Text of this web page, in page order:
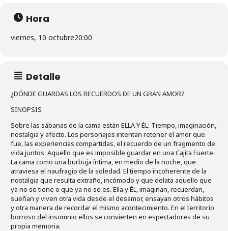
Hora
viernes, 10 octubre20:00
Detalle
¿DÓNDE GUARDAS LOS RECUERDOS DE UN GRAN AMOR?
SINOPSIS
Sobre las sábanas de la cama están ELLA Y ÉL: Tiempo, imaginación,
nostalgia y afecto. Los personajes intentan retener el amor que
fue, las experiencias compartidas, el recuerdo de un fragmento de
vida juntos. Aquello que es imposible guardar en una Cajita Fuerte.
La cama como una burbuja íntima, en medio de la noche, que
atraviesa el naufragio de la soledad. El tiempo incoherente de la
nostalgia que resulta extraño, incómodo y que delata aquello que
ya no se tiene o que ya no se es. Ella y ÉL, imaginan, recuerdan,
sueñan y viven otra vida desde el desamor, ensayan otros hábitos
y otra manera de recordar el mismo acontecimiento. En el territorio
borroso del insomnio ellos se convierten en espectadores de su
propia memoria.